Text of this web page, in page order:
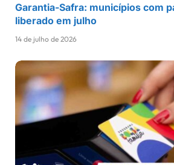
Garantia-Safra: municípios com
liberado em julho
14 de julho de 2026